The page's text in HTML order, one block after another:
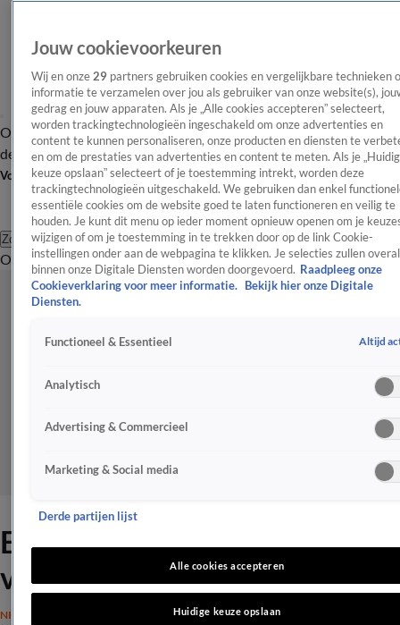
OverzichtAfleveringen Entertainment TV Algemeen
Tip
de redactieNieuwsbrief
Volg Shownieuws
Zoeken
OverzichtEntertainmentSpraakmakendRealityCrimeVideo's
Emotionele Igone bedankt
vrienden voor steun
NIEUWS
Jouw cookievoorkeuren
Wij en onze 29 partners gebruiken cookies en vergelijkbare technieken
informatie te verzamelen over jou als gebruiker van onze website(s),
gedrag en jouw apparaten. Als je „Alle cookies accepteren” selecteert,
worden trackingtechnologieën ingeschakeld om onze advertenties en
content te kunnen personaliseren, onze producten en diensten te
en om de prestaties van advertenties en content te meten. Als je
keuze opslaan” selecteert of je toestemming intrekt, worden deze
trackingtechnologieën uitgeschakeld. We gebruiken dan enkel
essentiële cookies om de website goed te laten functioneren en veilig te
houden. Je kunt dit menu op ieder moment opnieuw openen om je
wijzigen of om je toestemming in te trekken door op de link Cookie-
instellingen onder aan de webpagina te klikken. Je selecties zullen overal
binnen onze Digitale Diensten worden doorgevoerd. Raadpleeg onze
Cookieverklaring voor meer informatie.
Bekijk hier onze Digitale
Diensten.
Functioneel & Essentieel Altijd
Analytisch
Advertising & Commercieel
Marketing & Social media
Derde partijen lijst
Alle cookies accepteren
Huidige keuze opslaan